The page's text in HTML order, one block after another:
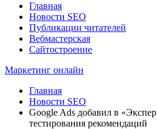
Главная
Новости SEO
Публикации читателей
Вебмастерская
Сайтостроение
Маркетинг онлайн
Главная
Новости SEO
Google Ads добавил в
тестирования рекомендаций